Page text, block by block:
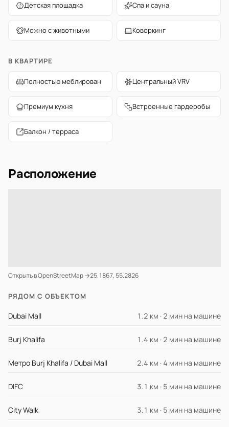
Детская площадка Спа и сауна
Можно с животными Коворкинг
В КВАРТИРЕ
Полностью меблирован Центральный VRV
Премиум кухня Встроенные гардеробы
Балкон / терраса
Расположение
Открыть в OpenStreetMap →25.1867, 55.2826
РЯДОМ С ОБЪЕКТОМ
Dubai Mall 1.2 км · 2 мин на машине
Burj Khalifa 1.4 км · 2 мин на машине
Метро Burj Khalifa / Dubai Mall 2.4 км · 4 мин на машине
DIFC 3.1 км · 5 мин на машине
City Walk 3.1 км · 5 мин на машине